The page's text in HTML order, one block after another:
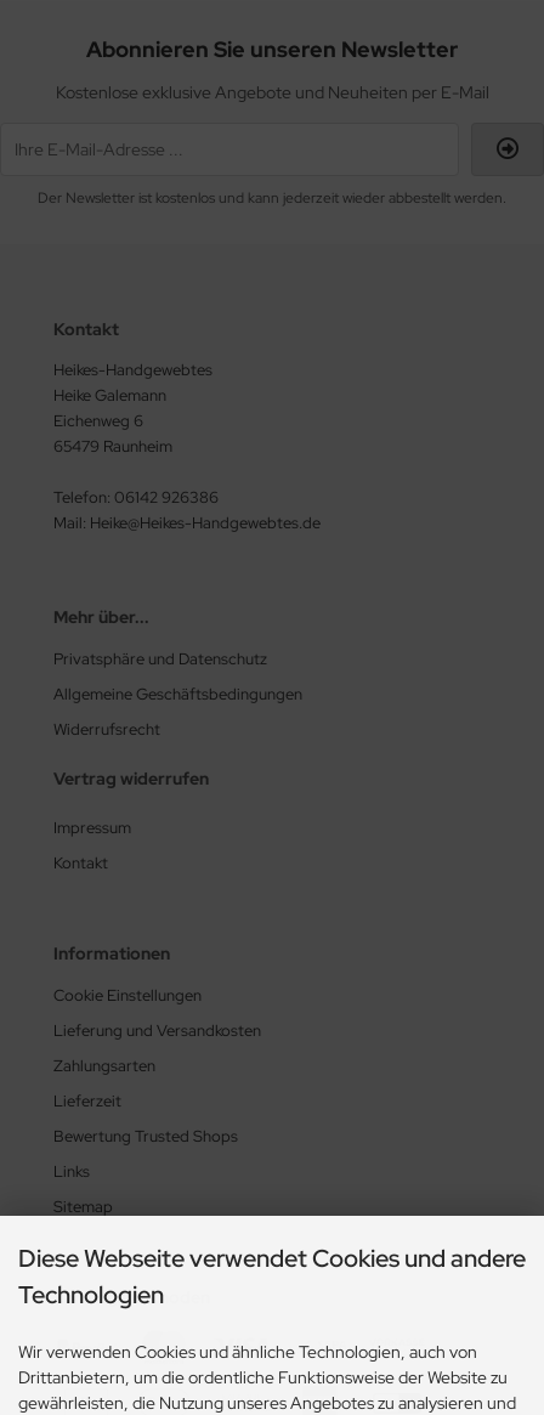
Abonnieren Sie unseren Newsletter
Kostenlose exklusive Angebote und Neuheiten per E-Mail
Der Newsletter ist kostenlos und kann jederzeit wieder abbestellt werden.
Kontakt
Heikes-Handgewebtes
Heike Galemann
Eichenweg 6
65479 Raunheim
Telefon: 06142 926386
Mail: Heike@Heikes-Handgewebtes.de
Mehr über...
Privatsphäre und Datenschutz
Allgemeine Geschäftsbedingungen
Widerrufsrecht
Vertrag widerrufen
Impressum
Kontakt
Informationen
Cookie Einstellungen
Lieferung und Versandkosten
Zahlungsarten
Lieferzeit
Bewertung Trusted Shops
Links
Sitemap
Zahlungsmethoden
Diese Webseite verwendet Cookies und andere
Technologien
Wir verwenden Cookies und ähnliche Technologien, auch von
Drittanbietern, um die ordentliche Funktionsweise der Website zu
gewährleisten, die Nutzung unseres Angebotes zu analysieren und